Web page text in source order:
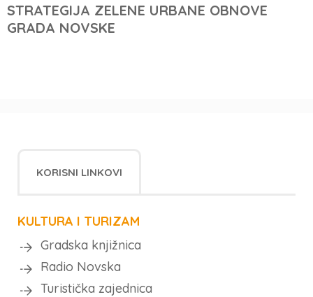
STRATEGIJA ZELENE URBANE OBNOVE
GRADA NOVSKE
KORISNI LINKOVI
KULTURA I TURIZAM
Gradska knjižnica
Radio Novska
Turistička zajednica